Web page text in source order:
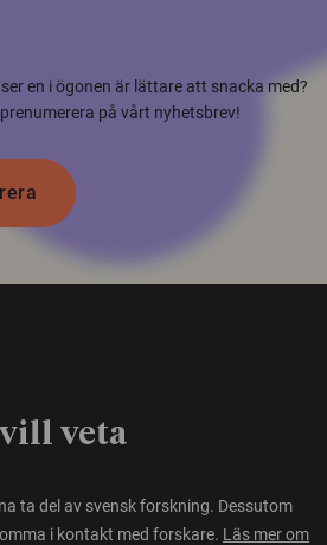
en i ögonen är lättare att snacka med?
på vårt nyhetsbrev!
vill veta
ta del av svensk forskning. Dessutom
i kontakt med forskare. Läs mer om